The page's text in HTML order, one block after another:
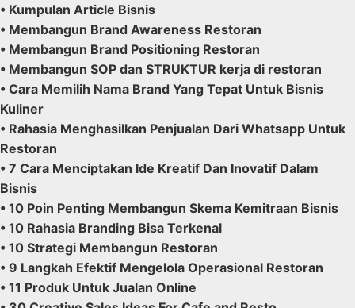
• Kumpulan Article Bisnis
• Membangun Brand Awareness Restoran
• Membangun Brand Positioning Restoran
• Membangun SOP dan STRUKTUR kerja di restoran
• Cara Memilih Nama Brand Yang Tepat Untuk Bisnis
Kuliner
• Rahasia Menghasilkan Penjualan Dari Whatsapp Untuk
Restoran
• 7 Cara Menciptakan Ide Kreatif Dan Inovatif Dalam
Bisnis
• 10 Poin Penting Membangun Skema Kemitraan Bisnis
• 10 Rahasia Branding Bisa Terkenal
• 10 Strategi Membangun Restoran
• 9 Langkah Efektif Mengelola Operasional Restoran
• 11 Produk Untuk Jualan Online